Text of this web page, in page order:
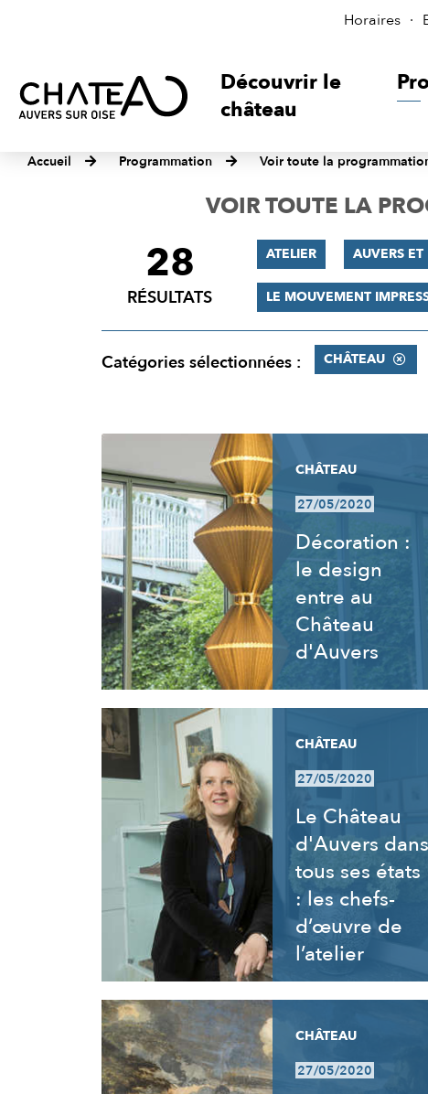
Horaires
Découvrir le
château
Accueil Programmation Voir toute la
VOIR TOUTE LA
FILTRER
RÉSULTATS
28
RÉSULTATS
ATELIER AUVERS ET
LE MOUVEMENT
Catégories sélectionnées : CHÂTEAU
CHÂTEAU
27/05/2020
Décoration :
le design
entre au
Château
d'Auvers
CHÂTEAU
27/05/2020
Le Château
d'Auvers dans
tous ses états
: les chefs-
d’œuvre de
l’atelier
CHÂTEAU
27/05/2020